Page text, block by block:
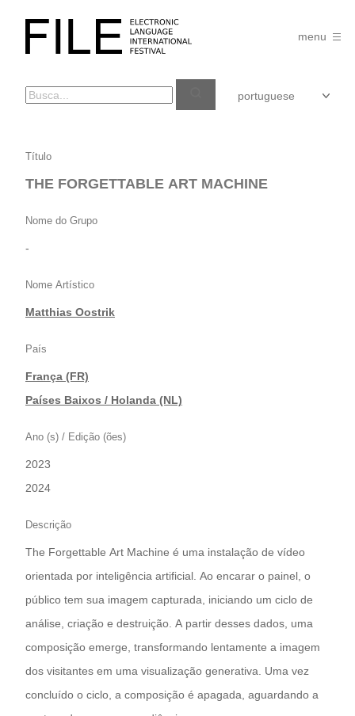
FILE
FESTIVAL
menu
THE
FORGETTABLE
MACHINE
Título
THE FORGETTABLE ART MACHINE
Nome do Grupo
-
Nome Artístico
Matthias Oostrik
País
França (FR)
|Países Baixos / Holanda (NL)
Ano (s) / Edição (ões)
2023
|2024
Descrição
The Forgettable Art Machine é uma instalação de vídeo
orientada por inteligência artificial. Ao encarar o painel, o
público tem sua imagem capturada, iniciando um ciclo de
análise, criação e destruição. A partir desses dados, uma
composição emerge, transformando lentamente a imagem
dos visitantes em uma visualização generativa. Uma vez
concluído o ciclo, a composição é apagada, aguardando a